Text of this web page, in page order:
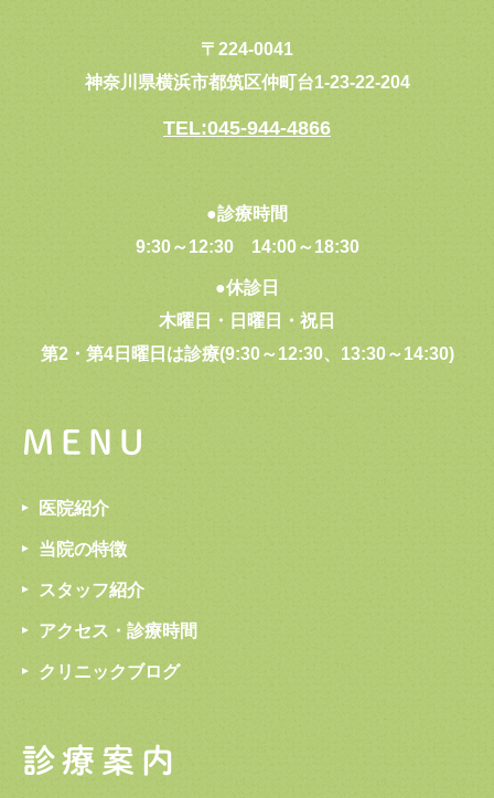
〒224-0041
神奈川県横浜市都筑区仲町台1-23-22-204
TEL:045-944-4866
●診療時間
9:30～12:30 14:00～18:30
●休診日
木曜日・日曜日・祝日
第2・第4日曜日は診療(9:30～12:30、13:30～14:30)
MENU
医院紹介
当院の特徴
スタッフ紹介
アクセス・診療時間
クリニックブログ
診療案内